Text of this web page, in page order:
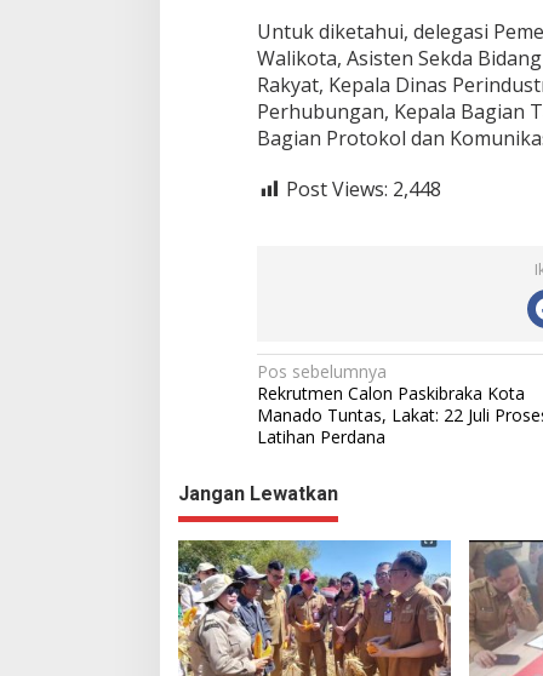
Untuk diketahui, delegasi
Walikota, Asisten Sekda
Rakyat, Kepala Dinas
Perhubungan, Kepala Bagian
Bagian Protokol dan
Post Views: 2,448
N
a
v
g
a
s
i
p
Pos sebelumnya
Rekrutmen Calon Paskibraka Kota
Manado Tuntas, Lakat: 22 Juli
Latihan Perdana
Jangan Lewatkan